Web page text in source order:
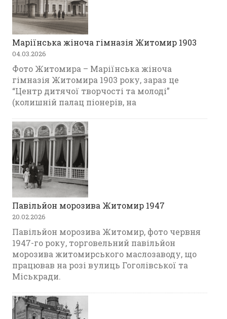
Маріїнська жіноча гімназія Житомир 1903
04.03.2026
Фото Житомира – Маріїнська жіноча
гімназія Житомира 1903 року, зараз це
“Центр дитячої творчості та молоді”
(колишній палац піонерів, на
Павільйон морозива Житомир 1947
20.02.2026
Павільйон морозива Житомир, фото червня
1947-го року, торговельний павільйон
морозива житомирського маслозаводу, що
працював на розі вулиць Гоголівської та
Міськради.